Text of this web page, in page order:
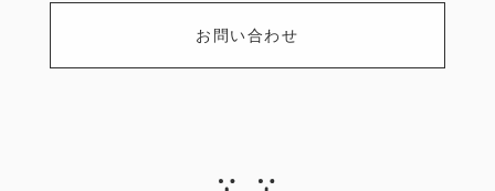
お問い合わせ